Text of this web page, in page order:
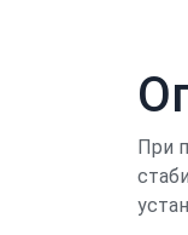
При